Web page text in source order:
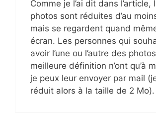
Comme je l’ai dit dans l’article,
photos sont réduites d’au
mais se regardent quand
écran. Les personnes qui
avoir l’une ou l’autre des
meilleure définition n’ont qu’à
je peux leur envoyer par mail
réduit alors à la taille de 2 Mo).